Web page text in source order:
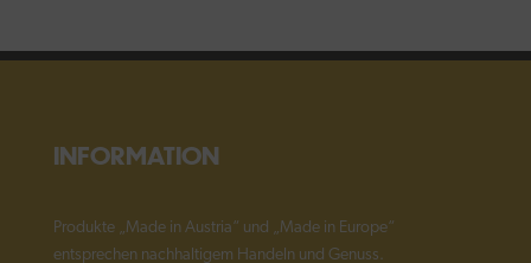
INFORMATION
Produkte „Made in Austria“ und „Made in Europe“
entsprechen nachhaltigem Handeln und Genuss.